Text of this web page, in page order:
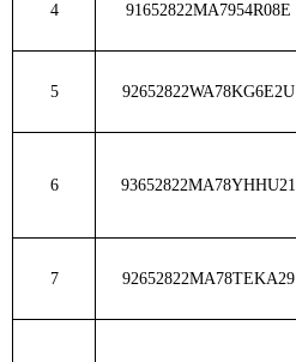
4 91652822MA7954R08E
5 92652822WA78KG6E2U
6 93652822MA78YHHU21
7 92652822MA78TEKA29